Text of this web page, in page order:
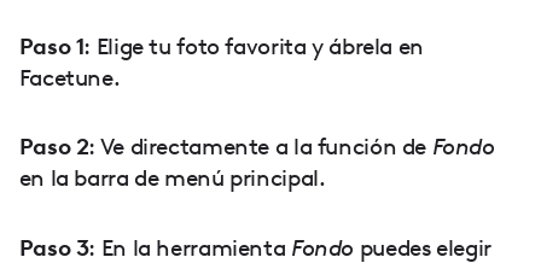
Paso 1: Elige tu foto favorita y ábrela en
Facetune.
Paso 2: Ve directamente a la función de Fondo
en la barra de menú principal.
Paso 3: En la herramienta Fondo puedes elegir